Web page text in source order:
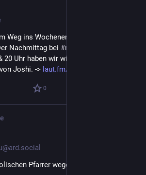
Weg ins Wochenende. Donnerstag ist
Nachmittag bei #radiohaspe
Uhr haben wir wieder eine Folge "Hot
Joshi. -> laut.fm/radiohaspe
0
Pfarrer wegen Missbrauchs